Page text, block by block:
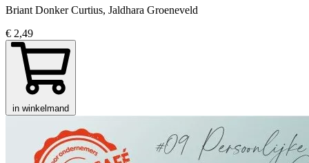
Briant Donker Curtius, Jaldhara Groeneveld
€ 2,49
in winkelmand